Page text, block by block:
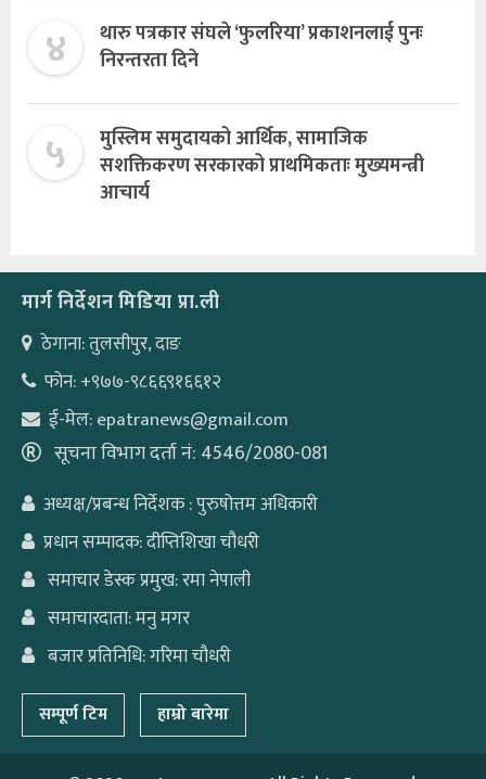
४
थारु पत्रकार संघले ‘फुलरिया’ प्रकाशनलाई पुनः
निरन्तरता दिने
५
मुस्लिम समुदायको आर्थिक, सामाजिक
सशक्तिकरण सरकारको प्राथमिकताः मुख्यमन्त्री
आचार्य
मार्ग निर्देशन मिडिया प्रा.ली
ठेगाना: तुलसीपुर, दाङ
फोन: +९७७-९८६६९१६६१२
ई-मेल: epatranews@gmail.com
सूचना विभाग दर्ता नं: 4546/2080-081
अध्यक्ष/प्रबन्ध निर्देशक : पुरुषोत्तम अधिकारी
प्रधान सम्पादक: दीप्तिशिखा चौधरी
समाचार डेस्क प्रमुख: रमा नेपाली
समाचारदाता: मनु मगर
बजार प्रतिनिधि: गरिमा चौधरी
सम्पूर्ण टिम हाम्रो बारेमा